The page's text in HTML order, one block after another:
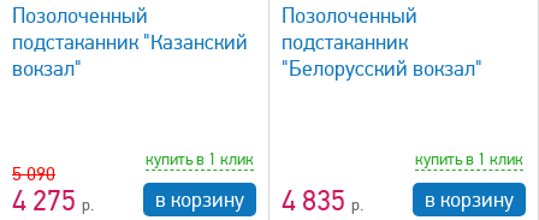
Позолоченный
подстаканник "Казанский
вокзал"
5 090
4 275
купить в 1 клик
в корзину
Позолоченный
подстаканник
"Белорусский вокзал"
4 835
купить в 1 клик
в корзину